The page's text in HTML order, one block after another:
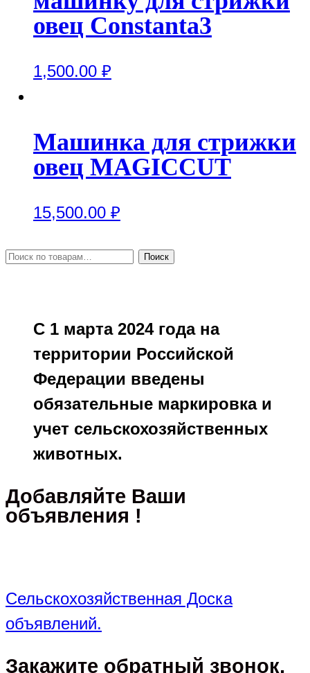
овец Constanta3
1,500.00 ₽
Машинка для стрижки
овец MAGICCUT
15,500.00 ₽
Искать: Поиск
С 1 марта 2024 года на
территории Российской
Федерации введены
обязательные маркировка и
учет сельскохозяйственных
животных.
Добавляйте Ваши
объявления !
Сельскохозяйственная Доска
объявлений.
Закажите обратный звонок,